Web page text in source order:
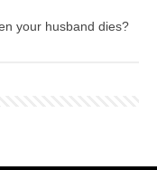
your husband dies?